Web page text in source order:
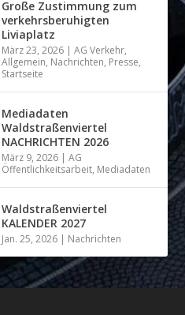
Große Zustimmung zum
verkehrsberuhigten
Liviaplatz
März 23, 2026 |AG Verkehr,
Allgemein, Nachrichten, Presse,
Startseite
Mediadaten
Waldstraßenviertel
NACHRICHTEN 2026
März 9, 2026 |AG
Öffentlichkeitsarbeit, Mediadaten
Waldstraßenviertel
KALENDER 2027
Jan. 25, 2026 | Nachrichten